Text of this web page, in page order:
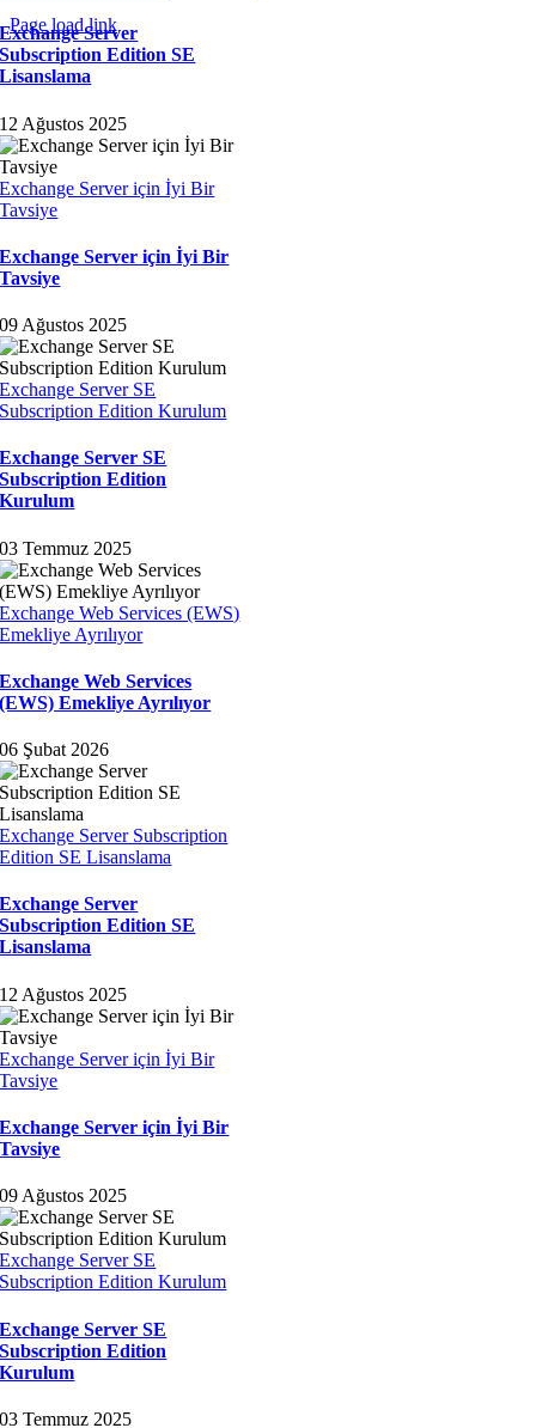
Exchange Server
Subscription Edition SE
Lisanslama
12 Ağustos 2025
Exchange Server için İyi Bir
Tavsiye
Exchange Server için İyi Bir
Tavsiye
09 Ağustos 2025
Exchange Server SE
Subscription Edition Kurulum
Exchange Server SE
Subscription Edition
Kurulum
03 Temmuz 2025
Exchange Web Services (EWS)
Emekliye Ayrılıyor
Exchange Web Services
(EWS) Emekliye Ayrılıyor
06 Şubat 2026
Exchange Server Subscription
Edition SE Lisanslama
Exchange Server
Subscription Edition SE
Lisanslama
12 Ağustos 2025
Exchange Server için İyi Bir
Tavsiye
Exchange Server için İyi Bir
Tavsiye
09 Ağustos 2025
Exchange Server SE
Subscription Edition Kurulum
Exchange Server SE
Subscription Edition
Kurulum
03 Temmuz 2025
Page load link
Go
to
Top